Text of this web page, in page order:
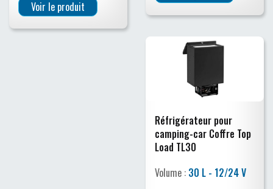
Voir le produit
Réfrigérateur pour
camping-car Coffre Top
Load TL30
Volume : 30 L - 12/24 V